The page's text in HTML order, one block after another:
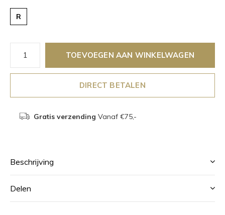
R
TOEVOEGEN AAN WINKELWAGEN
DIRECT BETALEN
Gratis verzending Vanaf €75,-
Beschrijving
Delen